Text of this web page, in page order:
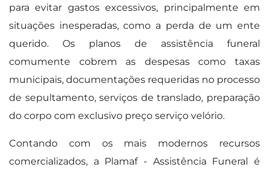
para evitar gastos excessivos, principalmente em
situações inesperadas, como a perda de um ente
querido. Os planos de assistência funeral
comumente cobrem as despesas como taxas
municipais, documentações requeridas no processo
de sepultamento, serviços de translado, preparação
do corpo com exclusivo preço serviço velório.
Contando com os mais modernos recursos
comercializados, a Plamaf - Assistência Funeral é